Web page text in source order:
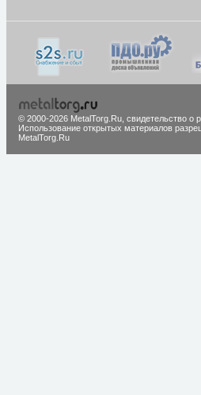
© 2000-2026 MetalTorg.Ru, cвидетельство
Использование открытых материалов
MetalTorg.Ru